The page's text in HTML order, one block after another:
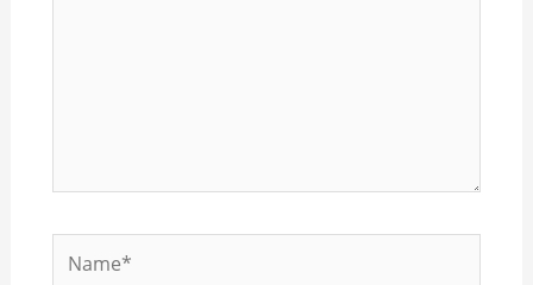
Name*